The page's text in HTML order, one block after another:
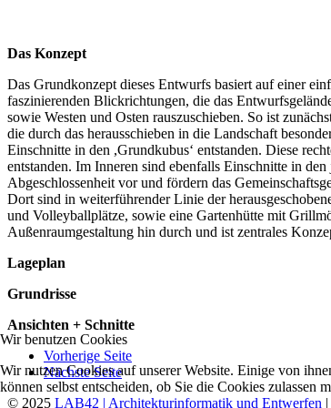
Das Konzept
Das Grundkonzept dieses Entwurfs basiert auf einer
faszinierenden Blickrichtungen, die das
sowie Westen und Osten rauszuschieben. So ist
die durch das herausschieben in die Landschaft
Einschnitte in den ,Grundkubus‘ entstanden. Diese
entstanden. Im Inneren sind ebenfalls Einschnitte in
Abgeschlossenheit vor und fördern das
Dort sind in weiterführender Linie der
und Volleyballplätze, sowie eine Gartenhütte mit
Außenraumgestaltung hin durch und ist zentrales
Lageplan
Grundrisse
Ansichten + Schnitte
Vorherige Seite
Nächste Seite
© 2025 LAB42 | Architekturinformatik und Entwerfen |
Wir benutzen Cookies
Wir nutzen Cookies auf unserer Website. Einige von
können selbst entscheiden, ob Sie die Cookies zulassen